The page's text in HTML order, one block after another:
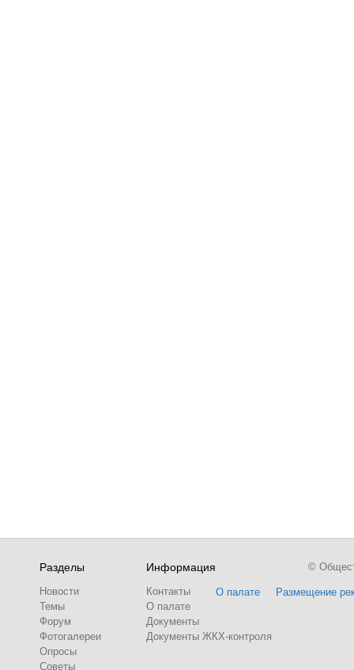
Разделы
Новости
Темы
Форум
Фотогалереи
Опросы
Советы
Информация
Контакты
О палате
Документы
Документы ЖКХ-контроля
О палате Размещение
©